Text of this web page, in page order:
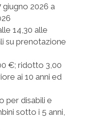
2026 a
14,30 alle
su prenotazione
€; ridotto 3,00
ai 10 anni ed
per disabili e
sotto i 5 anni,